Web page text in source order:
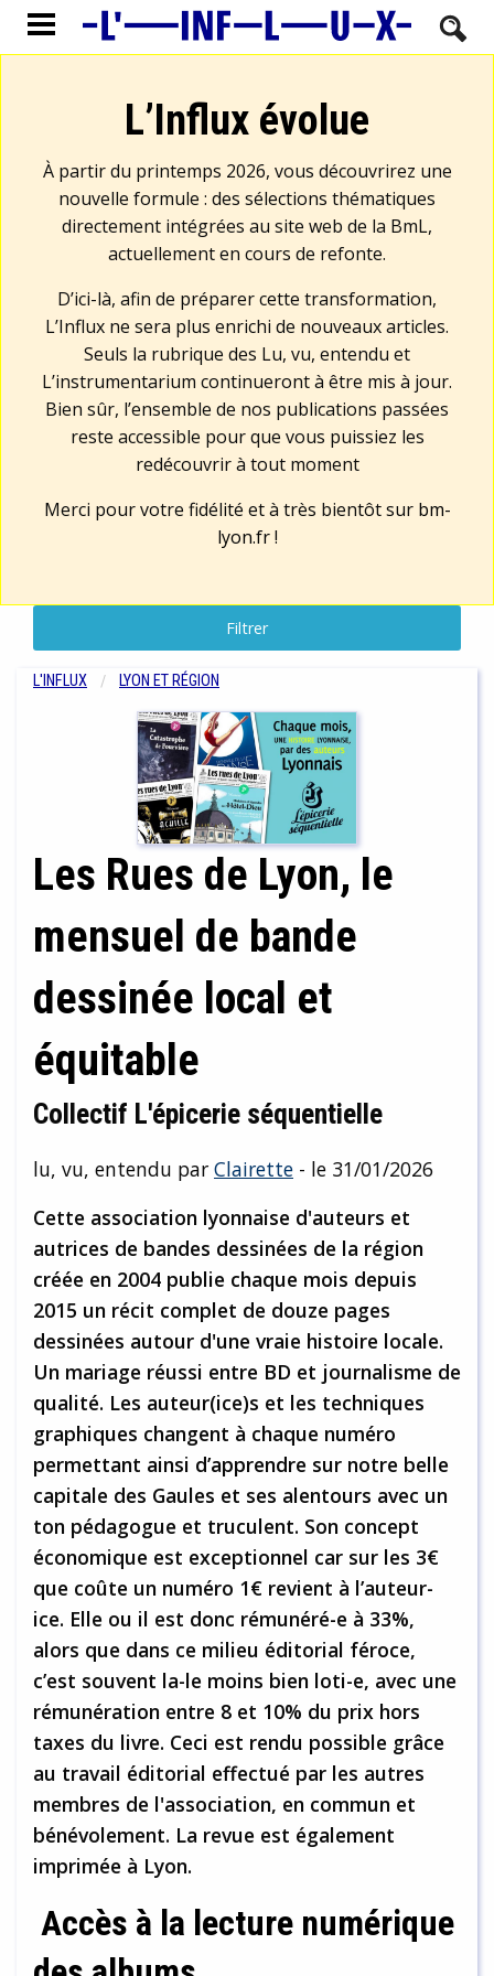
L’Influx évolue
À partir du printemps 2026, vous découvrirez une
nouvelle formule : des sélections thématiques
directement intégrées au site web de la BmL,
actuellement en cours de refonte.
D’ici-là, afin de préparer cette transformation,
L’Influx ne sera plus enrichi de nouveaux articles.
Seuls la rubrique des Lu, vu, entendu et
L’instrumentarium continueront à être mis à jour.
Bien sûr, l’ensemble de nos publications passées
reste accessible pour que vous puissiez les
redécouvrir à tout moment
Merci pour votre fidélité et à très bientôt sur bm-
lyon.fr!
Filtrer
L'INFLUX LYON ET RÉGION
Les Rues de Lyon, le
mensuel de bande
dessinée local et
équitable
Collectif L'épicerie séquentielle
lu, vu, entendu par Clairette - le 31/01/2026
Cette association lyonnaise d'auteurs et
autrices de bandes dessinées de la région
créée en 2004 publie chaque mois depuis
2015 un récit complet de douze pages
dessinées autour d'une vraie histoire locale.
Un mariage réussi entre BD et journalisme de
qualité. Les auteur(ice)s et les techniques
graphiques changent à chaque numéro
permettant ainsi d’apprendre sur notre belle
capitale des Gaules et ses alentours avec un
ton pédagogue et truculent. Son concept
économique est exceptionnel car sur les 3€
que coûte un numéro 1€ revient à l’auteur-
ice. Elle ou il est donc rémunéré-e à 33%,
alors que dans ce milieu éditorial féroce,
c’est souvent la-le moins bien loti-e, avec une
rémunération entre 8 et 10% du prix hors
taxes du livre. Ceci est rendu possible grâce
au travail éditorial effectué par les autres
membres de l'association, en commun et
bénévolement. La revue est également
imprimée à Lyon.
Accès à la lecture numérique